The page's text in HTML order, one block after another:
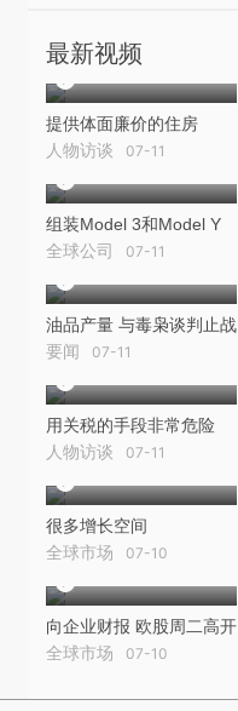
最新视频
提供体面廉价的住房
人物访谈 07-11
组装Model 3和Model Y
全球公司 07-11
油品产量 与毒枭谈判止战
要闻 07-11
用关税的手段非常危险
人物访谈 07-11
很多增长空间
全球市场 07-10
向企业财报 欧股周二高开
全球市场 07-10